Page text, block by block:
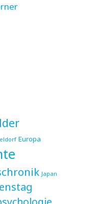
Europa
Japan